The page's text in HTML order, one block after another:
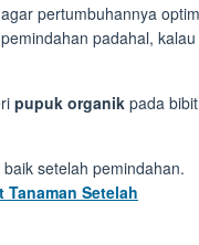
pertumbuhannya
padahal, kalau
pupuk organik pada bibit
setelah pemindahan.
Tanaman Setelah